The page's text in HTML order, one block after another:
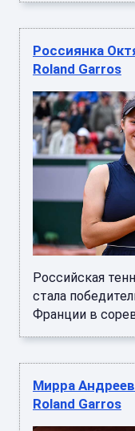
Россиянка
Roland Garros
Российская
стала
Франции в
Мирра
Roland Garros